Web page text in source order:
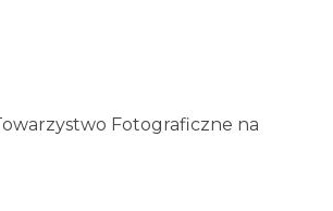
Fotograficzne na